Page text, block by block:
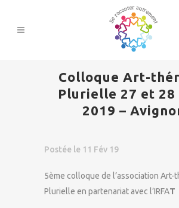
Colloque Art-
Plurielle 27 et
2019 –
Postée le 11 Fév 19
5ème colloque de l’association Art-
Plurielle en partenariat avec l’IRFAT